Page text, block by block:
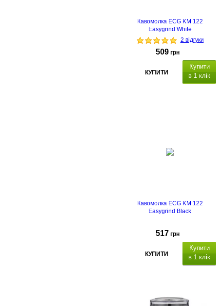
Кавомолка ECG KM 122
Easygrind White
2 відгуки
509 грн
КУПИТИ
Купити
в 1 клік
Кавомолка ECG KM 122
Easygrind Black
517 грн
КУПИТИ
Купити
в 1 клік